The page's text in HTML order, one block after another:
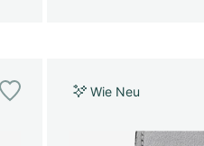
Wie Neu